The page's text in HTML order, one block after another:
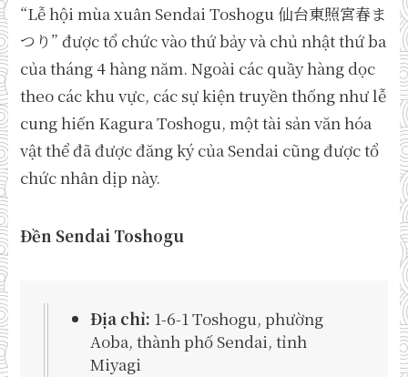
“Lễ hội mùa xuân Sendai Toshogu 仙台東照宮春ま
つり” được tổ chức vào thứ bảy và chủ nhật thứ ba
của tháng 4 hàng năm. Ngoài các quầy hàng dọc
theo các khu vực, các sự kiện truyền thống như lễ
cung hiến Kagura Toshogu, một tài sản văn hóa
vật thể đã được đăng ký của Sendai cũng được tổ
chức nhân dịp này.
Đền Sendai Toshogu
Địa chỉ: 1-6-1 Toshogu, phường
Aoba, thành phố Sendai, tỉnh
Miyagi